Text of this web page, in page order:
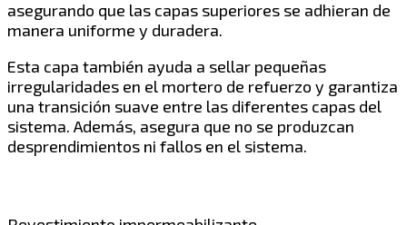
asegurando que las capas superiores se adhieran de
manera uniforme y duradera.
Esta capa también ayuda a sellar pequeñas
irregularidades en el mortero de refuerzo y garantiza
una transición suave entre las diferentes capas del
sistema. Además, asegura que no se produzcan
desprendimientos ni fallos en el sistema.